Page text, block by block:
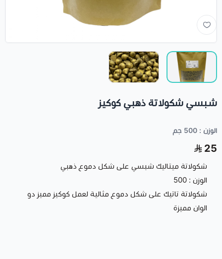
شبسي شكولاتة ذهبي كوكيز
الوزن : 500 جم
25
شكولاتة ميتاليك شبسي على شكل دموع ذهبي
الوزن : 500
شكولاتة تاتيك على شكل دموع مثالية لعمل كوكيز مميز دو
الوان مميزة